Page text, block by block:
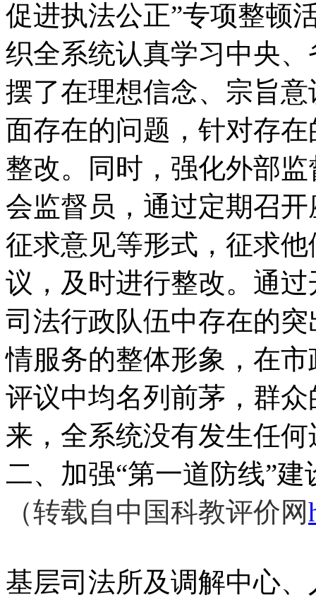
促进执法公正”专项整顿
织全系统认真学习中央
摆了在理想信念、宗旨
面存在的问题，针对存
整改。同时，强化外部
会监督员，通过定期召
征求意见等形式，征求
议，及时进行整改。通
司法行政队伍中存在的
情服务的整体形象，在
评议中均名列前茅，群
来，全系统没有发生任
二、加强“第一道防线”
（转载自中国科教评价网
基层司法所及调解中心